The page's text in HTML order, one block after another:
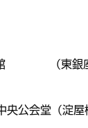
館 （東銀座
公会堂（淀屋